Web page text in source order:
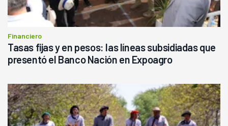
Financiero
Tasas fijas y en pesos: las líneas subsidiadas que
presentó el Banco Nación en Expoagro